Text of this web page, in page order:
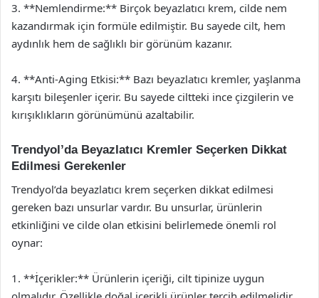
3. **Nemlendirme:** Birçok beyazlatıcı krem, cilde nem
kazandırmak için formüle edilmiştir. Bu sayede cilt, hem
aydınlık hem de sağlıklı bir görünüm kazanır.
4. **Anti-Aging Etkisi:** Bazı beyazlatıcı kremler, yaşlanma
karşıtı bileşenler içerir. Bu sayede ciltteki ince çizgilerin ve
kırışıklıkların görünümünü azaltabilir.
Trendyol’da Beyazlatıcı Kremler Seçerken Dikkat
Edilmesi Gerekenler
Trendyol’da beyazlatıcı krem seçerken dikkat edilmesi
gereken bazı unsurlar vardır. Bu unsurlar, ürünlerin
etkinliğini ve cilde olan etkisini belirlemede önemli rol
oynar:
1. **İçerikler:** Ürünlerin içeriği, cilt tipinize uygun